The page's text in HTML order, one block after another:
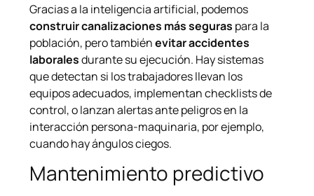
Gracias a la inteligencia artificial, podemos
construir canalizaciones más seguras para la
población, pero tambiénevitar accidentes
laboralesdurante su ejecución. Hay sistemas
que detectan si los trabajadores llevan los
equipos adecuados, implementan checklists de
control, o lanzan alertas ante peligros en la
interacción persona-maquinaria, por ejemplo,
cuando hay ángulos ciegos.
Mantenimiento predictivo